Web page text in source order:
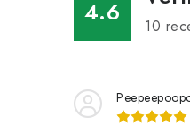
4.6 10